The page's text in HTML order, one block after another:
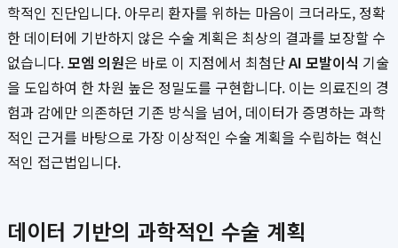
학적인 진단입니다. 아무리 환자를 위하는 마음이 크더라도, 정확
한 데이터에 기반하지 않은 수술 계획은 최상의 결과를 보장할 수
없습니다.모엠 의원은 바로 이 지점에서 최첨단AI 모발이식 기술
을 도입하여 한 차원 높은 정밀도를 구현합니다. 이는 의료진의 경
험과 감에만 의존하던 기존 방식을 넘어, 데이터가 증명하는 과학
적인 근거를 바탕으로 가장 이상적인 수술 계획을 수립하는 혁신
적인 접근법입니다.
데이터 기반의 과학적인 수술 계획